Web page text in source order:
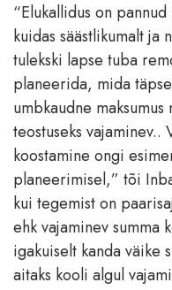
“Elukallidus on
kuidas säästlikumalt ja
tulekski lapse tuba
planeerida, mida
umbkaudne
teostuseks
koostamine ongi
planeerimisel,” tõi
kui tegemist on
ehk vajaminev summa
igakuiselt kanda väike
aitaks kooli algul